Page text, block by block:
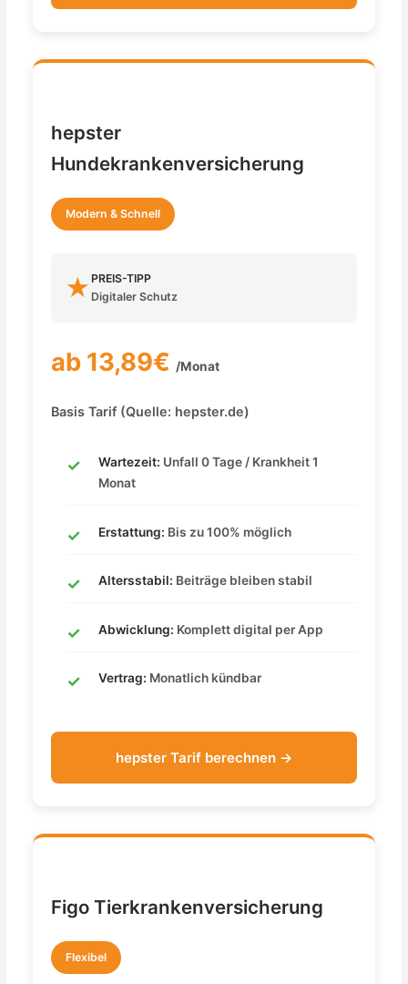
hepster
Hundekrankenversicherung
Modern & Schnell
★PREIS-TIPP
Digitaler Schutz
ab 13,89€/Monat
Basis Tarif (Quelle: hepster.de)
Wartezeit: Unfall 0 Tage / Krankheit 1
Monat
Erstattung: Bis zu 100% möglich
Altersstabil: Beiträge bleiben stabil
Abwicklung: Komplett digital per App
Vertrag: Monatlich kündbar
hepster Tarif berechnen →
Figo Tierkrankenversicherung
Flexibel